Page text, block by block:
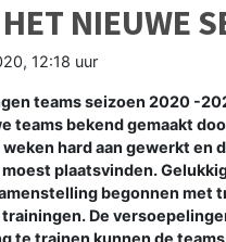
NIEUWE
12:18 uur
teams seizoen 2020 -
teams bekend gemaakt
hard aan gewerkt
plaatsvinden.
begonnen met
De
te trainen kunnen de